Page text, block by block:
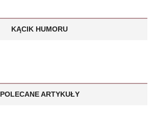
KĄCIK HUMORU
POLECANE ARTYKUŁY